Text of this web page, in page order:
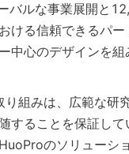
バルな事業展開と
ける信頼できるパー
中心のデザインを
組みは、広範な研
することを保証し
のソリューシ